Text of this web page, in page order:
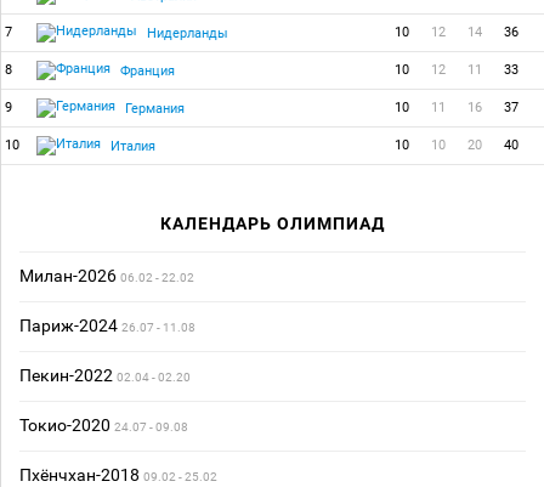
7 Нидерланды 10 12 14 36
8 Франция 10 12 11 33
9 Германия 10 11 16 37
10 Италия 10 10 20 40
КАЛЕНДАРЬ ОЛИМПИАД
Милан-2026 06.02 - 22.02
Париж-2024 26.07 - 11.08
Пекин-2022 02.04 - 02.20
Токио-2020 24.07 - 09.08
Пхёнчхан-2018 09.02 - 25.02